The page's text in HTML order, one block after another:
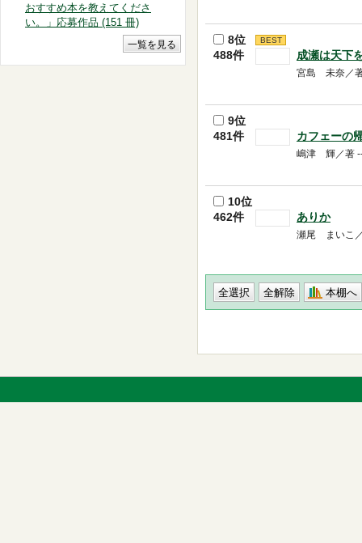
8位
488件
BEST
成瀬は天下
宮島 未奈／
9位
481件
カフェーの
嶋津 輝／著 --
10位
462件
ありか
瀬尾 まいこ
本棚へ
おすすめ本を教えてくださ
い。」応募作品 (151 冊)